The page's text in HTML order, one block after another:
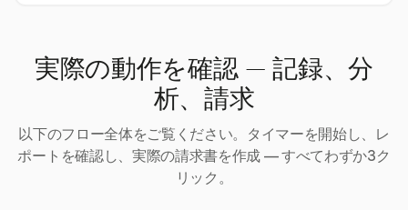
実際の動作を確認 — 記録、分
析、請求
以下のフロー全体をご覧ください。タイマーを開始し、レ
ポートを確認し、実際の請求書を作成 — すべてわずか3ク
リック。